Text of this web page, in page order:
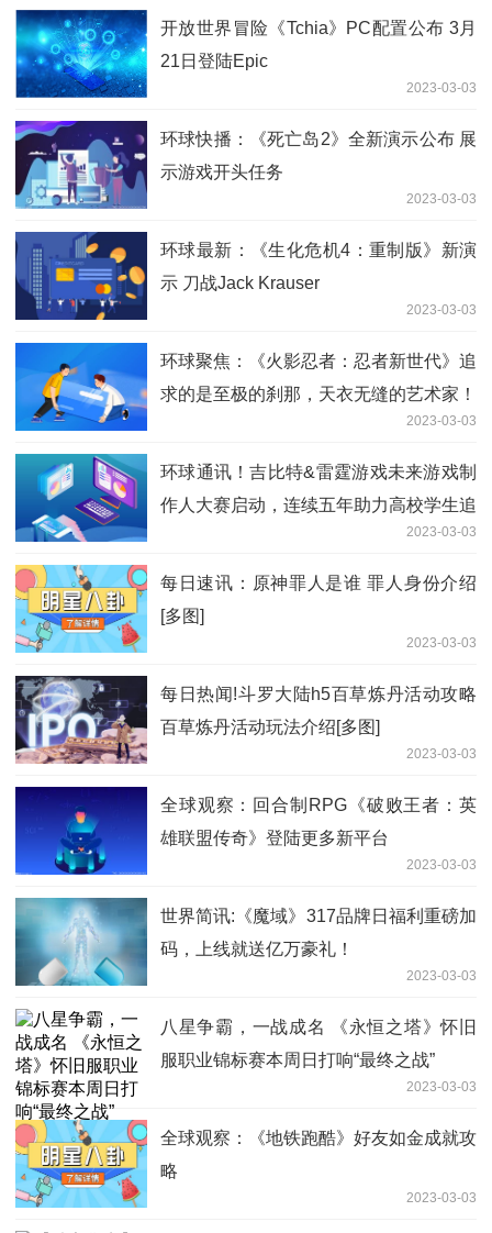
开放世界冒险《Tchia》PC配置公布 3月
21日登陆Epic
2023-03-03
环球快播：《死亡岛2》全新演示公布 展
示游戏开头任务
2023-03-03
环球最新：《生化危机4：重制版》新演
示 刀战Jack Krauser
2023-03-03
环球聚焦：《火影忍者：忍者新世代》追
求的是至极的刹那，天衣无缝的艺术家！
2023-03-03
环球通讯！吉比特&雷霆游戏未来游戏制
作人大赛启动，连续五年助力高校学生追
2023-03-03
每日速讯：原神罪人是谁 罪人身份介绍
[多图]
2023-03-03
每日热闻!斗罗大陆h5百草炼丹活动攻略
百草炼丹活动玩法介绍[多图]
2023-03-03
全球观察：回合制RPG《破败王者：英
雄联盟传奇》登陆更多新平台
2023-03-03
世界简讯:《魔域》317品牌日福利重磅加
码，上线就送亿万豪礼！
2023-03-03
八星争霸，一战成名 《永恒之塔》怀旧
服职业锦标赛本周日打响“最终之战”
2023-03-03
全球观察：《地铁跑酷》好友如金成就攻
略
2023-03-03